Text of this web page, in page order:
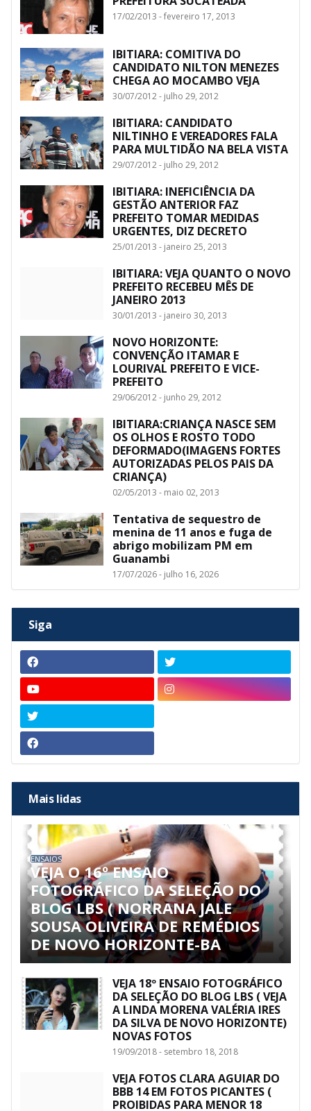
17/02/2013 - fevereiro 17, 2013
IBITIARA: COMITIVA DO
CANDIDATO NILTON MENEZES
CHEGA AO MOCAMBO VEJA
30/07/2012 - julho 29, 2012
IBITIARA: CANDIDATO
NILTINHO E VEREADORES FALA
PARA MULTIDÃO NA BELA VISTA
29/07/2012 - julho 29, 2012
IBITIARA: INEFICIÊNCIA DA
GESTÃO ANTERIOR FAZ
PREFEITO TOMAR MEDIDAS
URGENTES, DIZ DECRETO
25/01/2013 - janeiro 25, 2013
IBITIARA: VEJA QUANTO O NOVO
PREFEITO RECEBEU MÊS DE
JANEIRO 2013
30/01/2013 - janeiro 30, 2013
NOVO HORIZONTE:
CONVENÇÃO ITAMAR E
LOURIVAL PREFEITO E VICE-
PREFEITO
29/06/2012 - junho 29, 2012
IBITIARA:CRIANÇA NASCE SEM
OS OLHOS E ROSTO TODO
DEFORMADO(IMAGENS FORTES
AUTORIZADAS PELOS PAIS DA
CRIANÇA)
02/05/2013 - maio 02, 2013
Tentativa de sequestro de
menina de 11 anos e fuga de
abrigo mobilizam PM em
Guanambi
17/07/2026 - julho 16, 2026
Siga
Mais lidas
ENSAIOS
VEJA O 16º ENSAIO
FOTOGRÁFICO DA SELEÇÃO DO
BLOG LBS ( NORRANA JALE
SOUSA OLIVEIRA DE REMÉDIOS
DE NOVO HORIZONTE-BA
VEJA 18º ENSAIO FOTOGRÁFICO
DA SELEÇÃO DO BLOG LBS ( VEJA
A LINDA MORENA VALÉRIA IRES
DA SILVA DE NOVO HORIZONTE)
NOVAS FOTOS
19/09/2018 - setembro 18, 2018
VEJA FOTOS CLARA AGUIAR DO
BBB 14 EM FOTOS PICANTES (
PROIBIDAS PARA MENOR 18